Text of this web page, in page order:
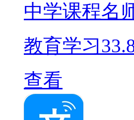
中学课程名
教育学习
查看